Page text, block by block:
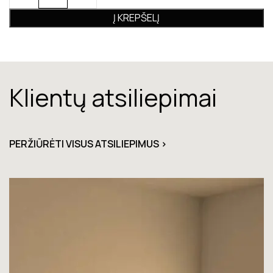
Į KREPŠELĮ
Klientų atsiliepimai
PERŽIŪRĖTI VISUS ATSILIEPIMUS >